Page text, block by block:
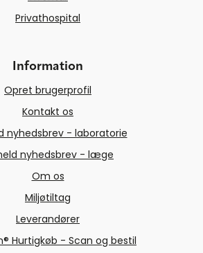
Privathospital
Information
Opret brugerprofil
Kontakt os
nyhedsbrev - laboratorie
nyhedsbrev - læge
Om os
Miljøtiltag
Leverandører
Hurtigkøb - Scan og bestil